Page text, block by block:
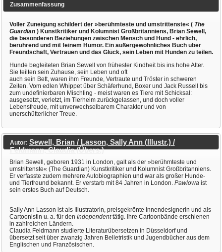
Zusammenfassung
Voller Zuneigung schildert der »berühmteste und umstrittenste« ( The
Guardian) Kunstkritiker und Kolumnist Großbritanniens, Brian Sewell,
die besonderen Beziehungen zwischen Mensch und Hund - ehrlich,
berührend und mit feinem Humor. Ein außergewöhnliches Buch über
Freundschaft, Vertrauen und das Glück, sein Leben mit Hunden zu teilen.
Hunde begleiteten Brian Sewell von frühester Kindheit bis ins hohe Alter.
Sie teilten sein Zuhause, sein Leben und oft
auch sein Bett, waren ihm Freunde, Vertraute und Tröster in schweren
Zeiten. Vom edlen Whippet über Schäferhund, Boxer und Jack Russell bis
zum undefinierbaren Mischling - meist waren es Tiere mit Schicksal:
ausgesetzt, verletzt, im Tierheim zurückgelassen, und doch voller
Lebensfreude, mit unverwechselbarem Charakter und von
unerschütterlicher Treue.
Autor: Sewell, Brian / Lasson, Sally Ann (Illustr.) /
Feldmann, Claudia (Übers.)
Brian Sewell, geboren 1931 in London, galt als der »berühmteste und
umstrittenste« (The Guardian) Kunstkritiker und Kolumnist Großbritanniens.
Er verfasste zudem mehrere Autobiographien und war als großer Hunde-
und Tierfreund bekannt. Er verstarb mit 84 Jahren in London. Pawlowa ist
sein erstes Buch auf Deutsch.
Sally Ann Lasson ist als Illustratorin, preisgekrönte Innendesignerin und als
Cartoonistin u. a. für den Independenttätig. Ihre Cartoonbände erschienen
in zahlreichen Ländern.
Claudia Feldmann studierte Literaturübersetzen in Düsseldorf und
übersetzt seit über zwanzig Jahren Belletristik und Jugendbücher aus dem
Englischen und Französischen.